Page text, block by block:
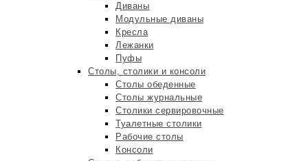
Диваны
Модульные диваны
Кресла
Лежанки
Пуфы
Столы, столики и консоли
Столы обеденные
Столы журнальные
Столики сервировочные
Туалетные столики
Рабочие столы
Консоли